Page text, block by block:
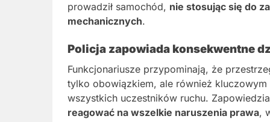
prowadził samochód, nie stosując się do
mechanicznych.
Policja zapowiada konsekwentne
Funkcjonariusze przypominają, że
tylko obowiązkiem, ale również
wszystkich uczestników ruchu.
reagować na wszelkie naruszenia prawa,